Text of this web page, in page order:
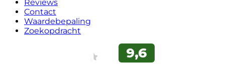
Reviews
Contact
Waardebepaling
Zoekopdracht